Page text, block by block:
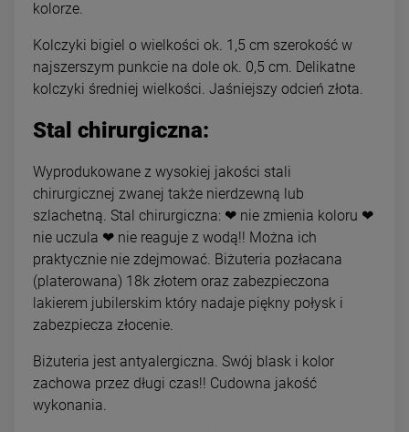
kolorze.
Kolczyki bigiel o wielkości ok. 1,5 cm szerokość w
najszerszym punkcie na dole ok. 0,5 cm. Delikatne
kolczyki średniej wielkości. Jaśniejszy odcień złota.
Stal chirurgiczna:
Wyprodukowane z wysokiej jakości stali
chirurgicznej zwanej także nierdzewną lub
szlachetną. Stal chirurgiczna: ❤ nie zmienia koloru ❤
nie uczula ❤ nie reaguje z wodą!! Można ich
praktycznie nie zdejmować. Biżuteria pozłacana
(platerowana) 18k złotem oraz zabezpieczona
lakierem jubilerskim który nadaje piękny połysk i
zabezpiecza złocenie.
Biżuteria jest antyalergiczna. Swój blask i kolor
zachowa przez długi czas!! Cudowna jakość
wykonania.